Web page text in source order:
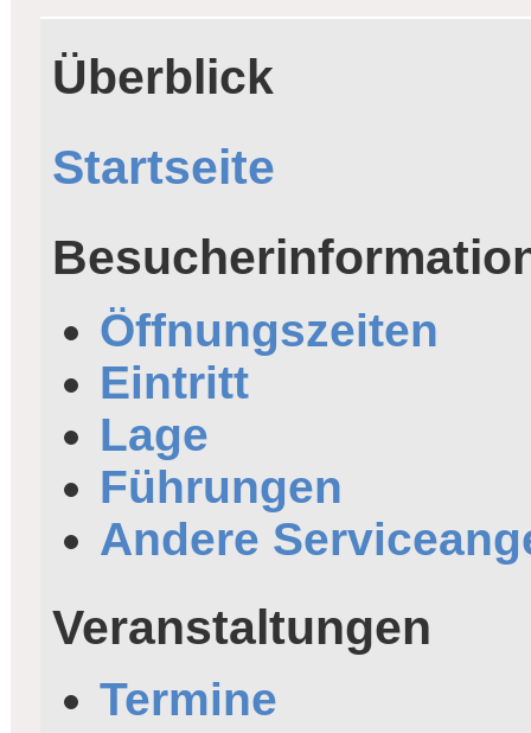
Überblick
Startseite
Öffnungszeiten
Eintritt
Lage
Führungen
Andere
Veranstaltungen
Termine